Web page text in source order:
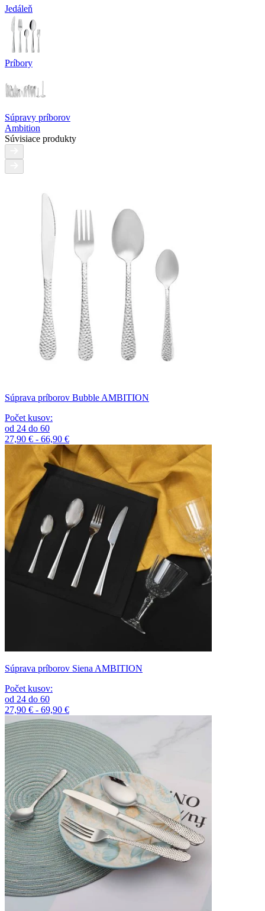
Jedáleň
Príbory
Súpravy príborov
Ambition
Súvisiace produkty
Súprava príborov Bubble AMBITION
Počet kusov:
od 24 do 60
27,90 € - 66,90 €
Súprava príborov Siena AMBITION
Počet kusov:
od 24 do 60
27,90 € - 69,90 €